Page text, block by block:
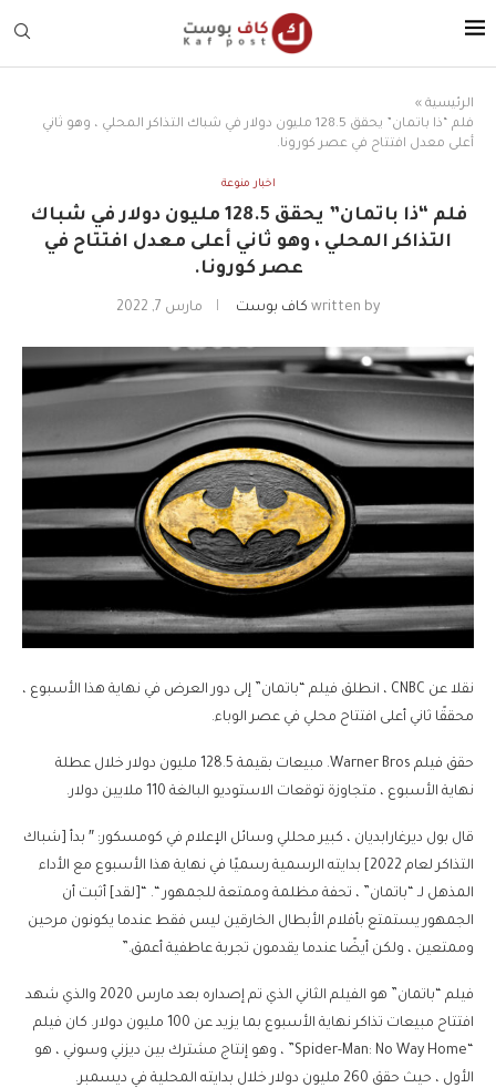
الرئيسية »
فلم “ذا باتمان” يحقق 128.5 مليون دولار في شباك التذاكر المحلي ، وهو ثاني
أعلى معدل افتتاح في عصر كورونا.
اخبار منوعة
فلم “ذا باتمان” يحقق 128.5 مليون دولار في شباك
التذاكر المحلي ، وهو ثاني أعلى معدل افتتاح في
عصر كورونا.
written by كاف بوست مارس 7, 2022
نقلا عن CNBC ، انطلق فيلم “باتمان” إلى دور العرض في نهاية هذا الأسبوع ،
محققًا ثاني أعلى افتتاح محلي في عصر الوباء.
حقق فيلم Warner Bros. مبيعات بقيمة 128.5 مليون دولار خلال عطلة
نهاية الأسبوع ، متجاوزة توقعات الاستوديو البالغة 110 ملايين دولار.
قال بول ديرغارابديان ، كبير محللي وسائل الإعلام في كومسكور: ″ بدأ [شباك
التذاكر لعام 2022] بدايته الرسمية رسميًا في نهاية هذا الأسبوع مع الأداء
المذهل لـ “باتمان” ، تحفة مظلمة وممتعة للجمهور “. “[لقد] أثبت أن
الجمهور يستمتع بأفلام الأبطال الخارقين ليس فقط عندما يكونون مرحين
وممتعين ، ولكن أيضًا عندما يقدمون تجربة عاطفية أعمق.”
فيلم “باتمان” هو الفيلم الثاني الذي تم إصداره بعد مارس 2020 والذي شهد
افتتاح مبيعات تذاكر نهاية الأسبوع بما يزيد عن 100 مليون دولار. كان فيلم
“Spider-Man: No Way Home” ، وهو إنتاج مشترك بين ديزني وسوني ، هو
الأول ، حيث حقق 260 مليون دولار خلال بدايته المحلية في ديسمبر.